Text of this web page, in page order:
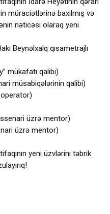
müraciətlərinə baxılmış və
nəticəsi olaraq yeni
Beynəlxalq qısametrajlı
mükafatı qalibi)
müsabiqələrinin qalibi)
üzrə mentor)
üzrə mentor)
yeni üzvlərini təbrik